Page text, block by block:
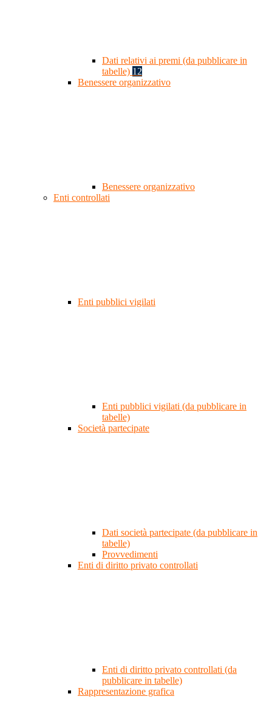
Dati relativi ai premi (da pubblicare in
tabelle) 12
Benessere organizzativo
Benessere organizzativo
Enti controllati
Enti pubblici vigilati
Enti pubblici vigilati (da pubblicare in
tabelle)
Società partecipate
Dati società partecipate (da pubblicare in
tabelle)
Provvedimenti
Enti di diritto privato controllati
Enti di diritto privato controllati (da
pubblicare in tabelle)
Rappresentazione grafica